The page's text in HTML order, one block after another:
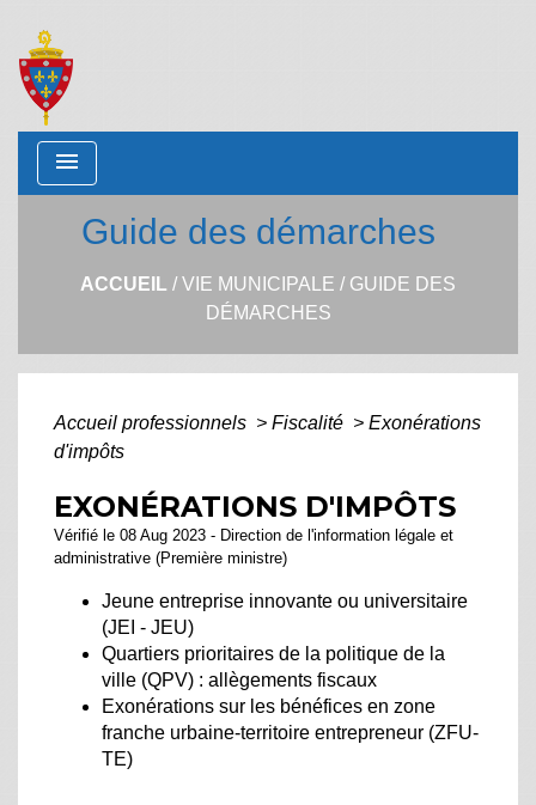
menu
Guide des démarches
ACCUEIL /VIE MUNICIPALE / GUIDE DES
DÉMARCHES
Accueil professionnels > Fiscalité > Exonérations
d'impôts
EXONÉRATIONS D'IMPÔTS
Vérifié le 08 Aug 2023 - Direction de l'information légale et
administrative (Première ministre)
Jeune entreprise innovante ou universitaire
(JEI - JEU)
Quartiers prioritaires de la politique de la
ville (QPV) : allègements fiscaux
Exonérations sur les bénéfices en zone
franche urbaine-territoire entrepreneur (ZFU-
TE)